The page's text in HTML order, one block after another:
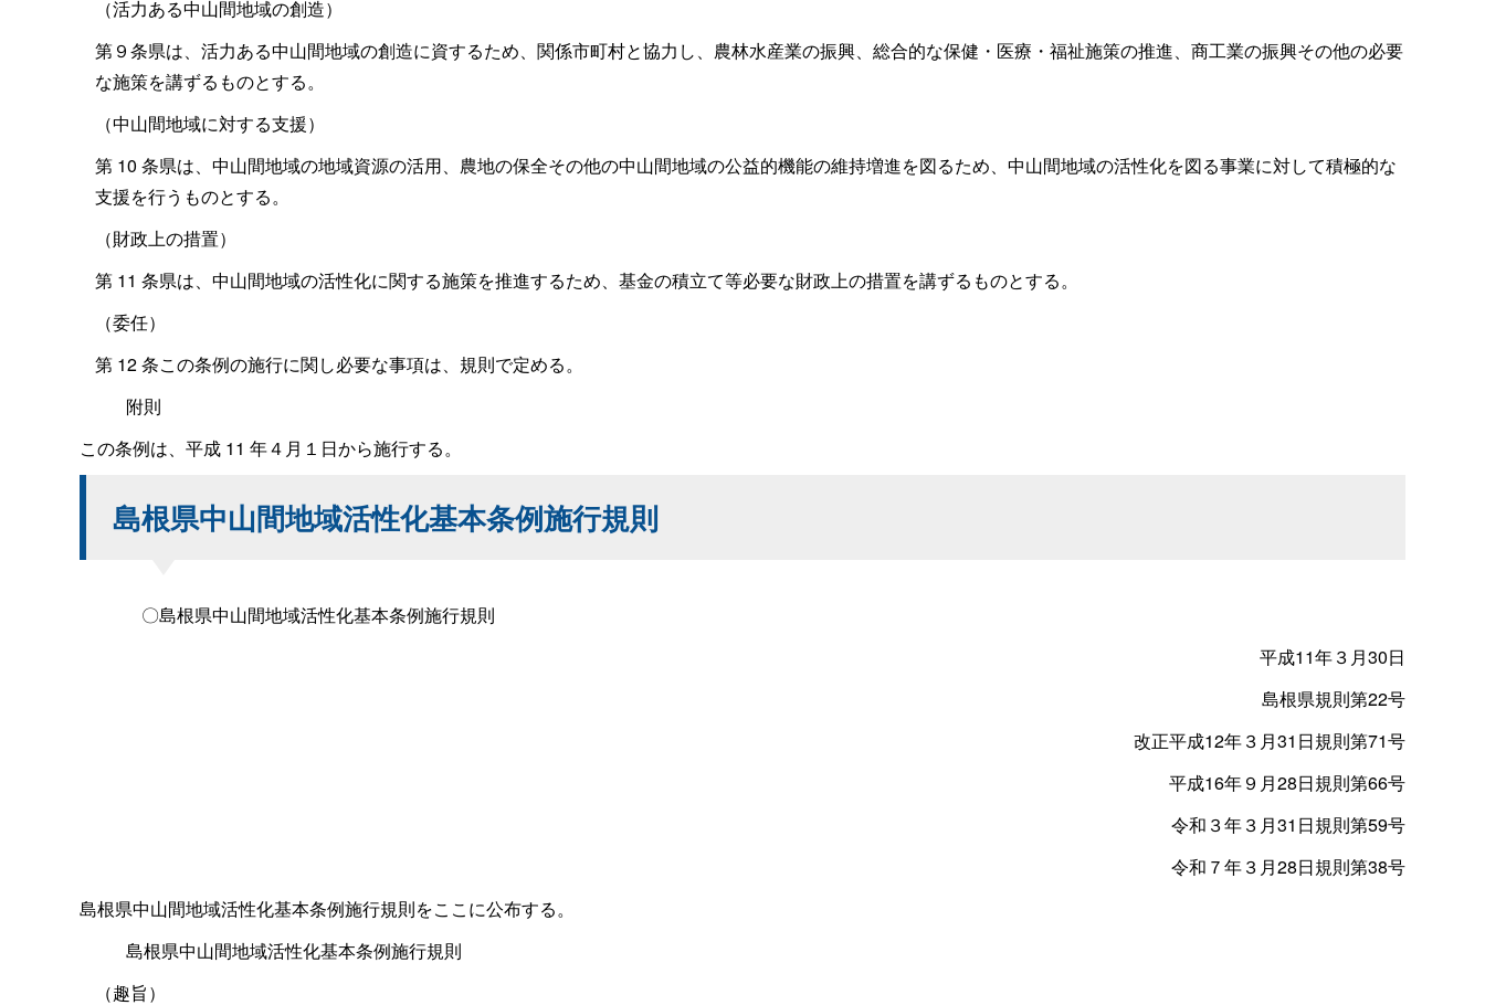
（活力ある中山間地域の創造）
第９条県は、活力ある中山間地域の創造に資するため、関係市町村と協力し、農林水産業の振興、総合的な保健・医療・福祉施策の推進、商工業の振興その他の必要
な施策を講ずるものとする。
（中山間地域に対する支援）
第 10 条県は、中山間地域の地域資源の活用、農地の保全その他の中山間地域の公益的機能の維持増進を図るため、中山間地域の活性化を図る事業に対して積極的な
支援を行うものとする。
（財政上の措置）
第 11 条県は、中山間地域の活性化に関する施策を推進するため、基金の積立て等必要な財政上の措置を講ずるものとする。
（委任）
第 12条この条例の施行に関し必要な事項は、規則で定める。
附則
この条例は、平成 11 年４月１日から施行する。
島根県中山間地域活性化基本条例施行規則
〇島根県中山間地域活性化基本条例施行規則
平成11年３月30日
島根県規則第22号
改正平成12年３月31 日規則第71号
平成16年９月28日規則第66号
令和３年３月31 日規則第59号
令和７年３月28日規則第38号
島根県中山間地域活性化基本条例施行規則をここに公布する。
島根県中山間地域活性化基本条例施行規則
（趣旨）